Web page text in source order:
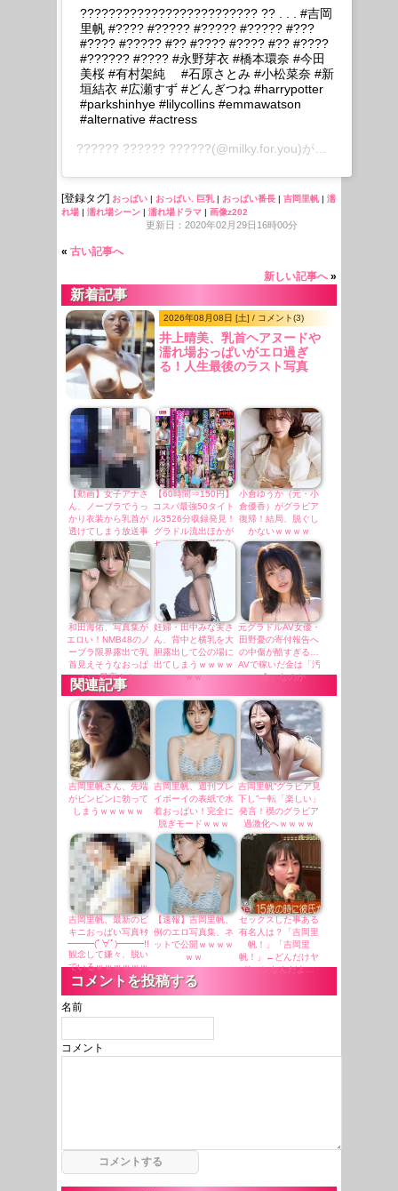
????????????????????????? ?? . . . #吉岡
里帆 #???? #????? #????? #????? #???
#???? #????? #?? #???? #???? #?? #????
#?????? #???? #永野芽衣 #橋本環奈 #今田
美桜 #有村架純 #石原さとみ #小松菜奈 #新
垣結衣 #広瀬すず #どんぎつね #harrypotter
#parkshinhye #lilycollins #emmawatson
#alternative #actress
?????? ?????? ??????(@milky.for.you)がシェアした投稿 –
[登録タグ] おっぱい | おっぱい. 巨乳| おっぱい番長 | 吉岡里帆 | 濡
れ場 | 濡れ場シーン | 濡れ場ドラマ | 画像z202
更新日：2020年02月29日16時00分
« 古い記事へ
新しい記事へ»
新着記事
2026年08月08日 [土] / コメント(3)
井上晴美、乳首ヘアヌードや
濡れ場おっぱいがエロ過ぎ
る！人生最後のラスト写真
【動画】女子アナさ
ん、ノーブラでうっ
かり衣装から乳首が
透けてしまう放送事
故ｗｗｗ
【60時間⇒150円】
コスパ最強50タイト
ル3526分収録発見！
グラドル流出ほかが
セールで更に半額！
小倉ゆうか（元・小
倉優香）がグラビア
復帰！結局、脱ぐし
かないｗｗｗｗ
和田海佑、写真集が
エロい！NMB48のノ
ーブラ限界露出で乳
首見えそうなおっぱ
い、最高！！
妊婦・田中みな実さ
ん、背中と横乳を大
胆露出して公の場に
出てしまうｗｗｗｗ
ｗｗ
元グラドルAV女優・
田野憂の寄付報告へ
の中傷が酷すぎる…
AVで稼いだ金は「汚
い金」なのか
関連記事
吉岡里帆さん、先端
がビンビンに勃って
しまうｗｗｗｗｗ
吉岡里帆、週刊プレ
イボーイの表紙で水
着おっぱい！完全に
脱ぎモードｗｗｗ
吉岡里帆“グラビア見
下し”一転「楽しい」
発言！禊のグラビア
過激化へｗｗｗｗ
吉岡里帆、最新のビ
キニおっぱい写真ｷﾀ
━━━(ﾟ∀ﾟ)━━━!!
観念して嫌々、脱い
でいるｗｗｗｗｗｗ
ｗｗ
【速報】吉岡里帆、
例のエロ写真集、ネ
ットで公開ｗｗｗｗ
ｗｗ
セックスした事ある
有名人は？「吉岡里
帆！」「吉岡里
帆！」←どんだけヤ
リマンなんだよ…
コメントを投稿する
名前
コメント